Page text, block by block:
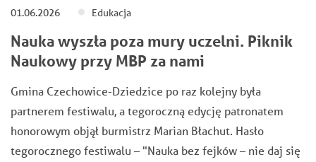
01.06.2026 Edukacja
Nauka wyszła poza mury uczelni. Piknik
Naukowy przy MBP za nami
Gmina Czechowice-Dziedzice po raz kolejny była
partnerem festiwalu, a tegoroczną edycję patronatem
honorowym objął burmistrz Marian Błachut. Hasło
tegorocznego festiwalu – "Nauka bez fejków – nie daj się